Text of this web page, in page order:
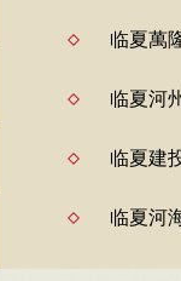
临夏萬
临夏河
临夏建
临夏河